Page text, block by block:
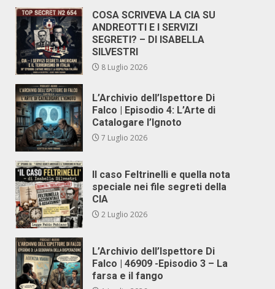
COSA SCRIVEVA LA CIA SU
ANDREOTTI E I SERVIZI
SEGRETI? – DI ISABELLA
SILVESTRI
8 Luglio 2026
L’Archivio dell’Ispettore Di
Falco | Episodio 4: L’Arte di
Catalogare l’Ignoto
7 Luglio 2026
Il caso Feltrinelli e quella nota
speciale nei file segreti della
CIA
2 Luglio 2026
L’Archivio dell’Ispettore Di
Falco | 46909 -Episodio 3 – La
farsa e il fango